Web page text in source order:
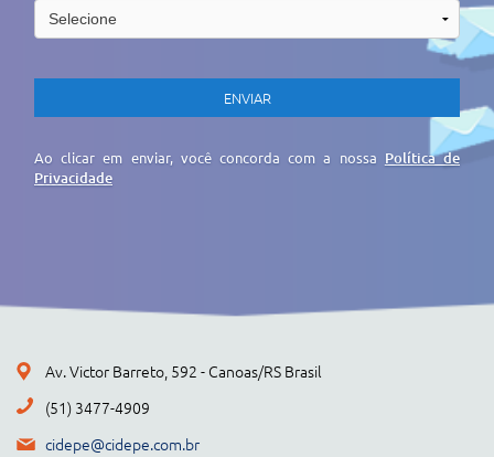
Ao clicar em enviar, você concorda com a nossa Política de
Privacidade
Av. Victor Barreto, 592 - Canoas/RS Brasil
(51) 3477-4909
cidepe@cidepe.com.br